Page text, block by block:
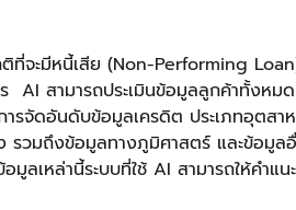
ที่จะมีหนี้เสีย (Non-Performing
AI สามารถประเมินข้อมูลลูกค้าทั้งหม
รจัดอันดับข้อมูลเครดิต ประเภทอุตสาห
รวมถึงข้อมูลทางภูมิศาสตร์ และข้อมู
ลเหล่านี้ระบบที่ใช้ AI สามารถให้คำแน